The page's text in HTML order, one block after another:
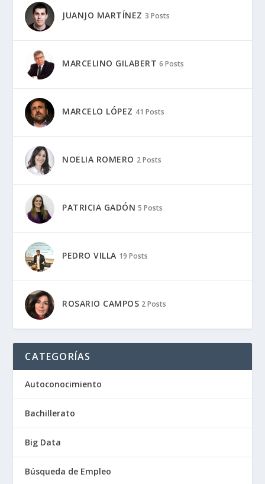
JUANJO MARTÍNEZ 3 Posts
MARCELINO GILABERT 6 Posts
MARCELO LÓPEZ 41 Posts
NOELIA ROMERO 2 Posts
PATRICIA GADÓN 5 Posts
PEDRO VILLA 19 Posts
ROSARIO CAMPOS 2 Posts
CATEGORÍAS
Autoconocimiento
Bachillerato
Big Data
Búsqueda de Empleo